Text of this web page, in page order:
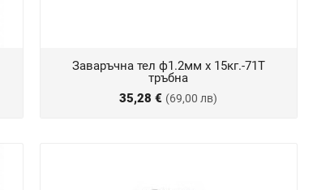
Заваръчна тел ф1.2мм х 15кг.-71T
тръбна
35,28 € (69,00 лв)